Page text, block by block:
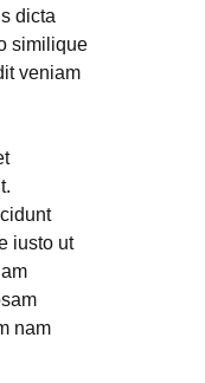
dicta
similique
veniam
iusto ut
nam